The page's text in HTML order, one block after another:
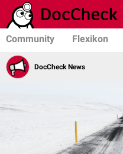
Community Flexikon
DocCheck News